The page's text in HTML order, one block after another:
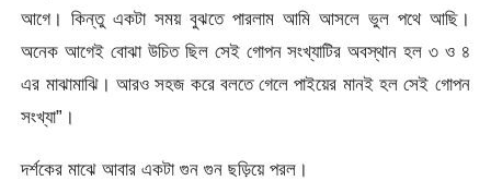
আগে। কিন্তু একটা সময় বুঝতে পারলাম আমি আসলে ভুল পথে আছি।
অনেক আগেই বোঝা উচিত ছিল সেই গোপন সংখ্যাটির অবস্থান হল ৩ ও ৪
এর মাঝামাঝি। আরও সহজ করে বলতে গেলে পাইয়ের মানই হল সেই গোপন
সংখ্যা”।
দর্শকের মাঝে আবার একটা গুন গুন ছড়িয়ে পরল।